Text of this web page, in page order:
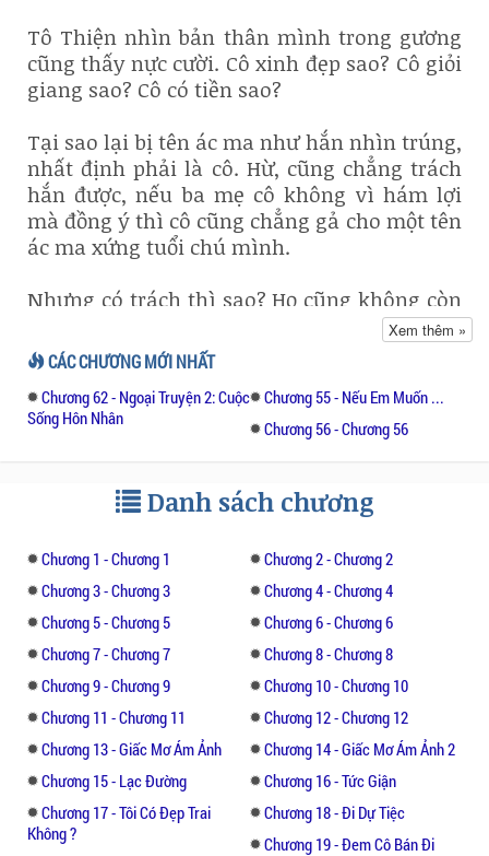
Tô Thiện nhìn bản thân mình trong gương
cũng thấy nực cười. Cô xinh đẹp sao? Cô giỏi
giang sao? Cô có tiền sao?
Tại sao lại bị tên ác ma như hắn nhìn trúng,
nhất định phải là cô. Hừ, cũng chẳng trách
hắn được, nếu ba mẹ cô không vì hám lợi
mà đồng ý thì cô cũng chẳng gả cho một tên
ác ma xứng tuổi chú mình.
Nhưng có trách thì sao? Họ cũng không còn
nữa. Nghĩ tới đây Tô Thiện trượt dài người
xuống đất, trên gương mặt vô hồn không
một biểu cảm.
Họ mất rồi, ngay trong ngày cưới của cô, bọn
từng khúc, thả xuống biển... bị cá rĩa không
ra hình dạng gì cả
Haha... không thể... không... Tô Thiện ôm
đầu la hét, ánh mắt cô đỏ hoe, nước mắt bất
lực cũng rơi xuống. Cô cuộn người mình, tay
run rẩy ôm lấy đôi chân.
Tại sao lại như vậy... hức hức... Cô vùi đầu
vào hai chân mà khóc bất lực, tiếng khóc
không hề kiềm nén. Nhưng trong căn biệt
thự này, ngoài cô ra chỉ có mình cô, chỉ
mình cô nghe được tiếng khóc ấm ức của
mình, chỉ mình cô…
Xem thêm »
CÁC CHƯƠNG MỚI NHẤT
Chương 62 - Ngoại Truyện 2: Cuộc
Sống Hôn Nhân
Chương 55 - Nếu Em Muốn ...
Chương 56 - Chương 56
Danh sách chương
Chương 1 - Chương 1
Chương 2 - Chương 2
Chương 3 - Chương 3
Chương 4 - Chương 4
Chương 5 - Chương 5
Chương 6 - Chương 6
Chương 7 - Chương 7
Chương 8 - Chương 8
Chương 9 - Chương 9
Chương 10 - Chương 10
Chương 11 - Chương 11
Chương 12 - Chương 12
Chương 13 - Giấc Mơ Ám Ảnh
Chương 14 - Giấc Mơ Ám Ảnh 2
Chương 15 - Lạc Đường
Chương 16 - Tức Giận
Chương 17 - Tôi Có Đẹp Trai
Không ?
Chương 18 - Đi Dự Tiệc
Chương 19 - Đem Cô Bán Đi